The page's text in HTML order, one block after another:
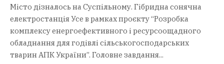
Місто дізналось на Суспільному. Гібридна сонячна
електростанція Усе в рамках проєкту “Розробка
комплексу енергоефективного і ресурсоощадного
обладнання для годівлі сільськогосподарських
тварин АПК України”. Головне завдання...